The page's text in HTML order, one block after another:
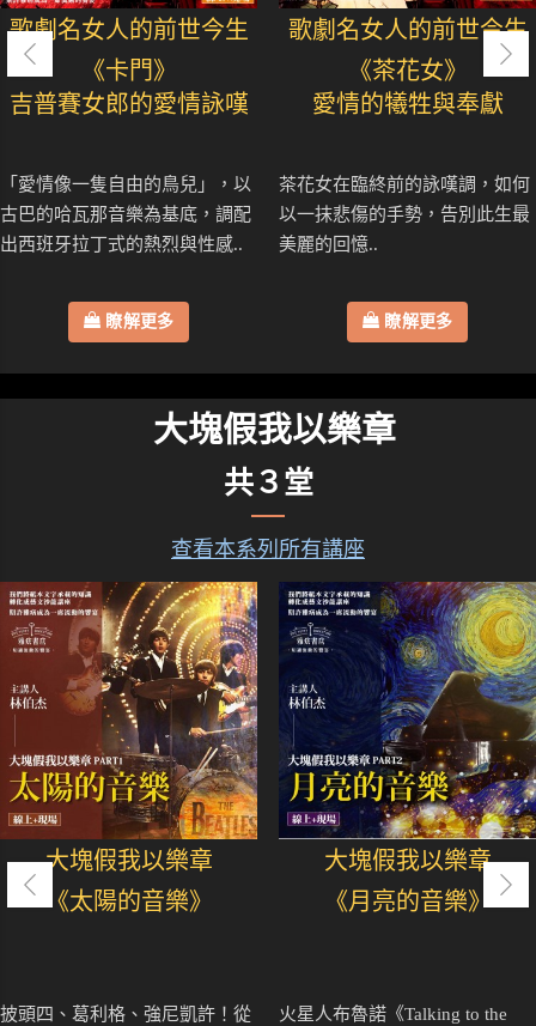
歌劇名女人的前世今生
《卡門》
吉普賽女郎的愛情詠嘆
「愛情像一隻自由的鳥兒」，以
古巴的哈瓦那音樂為基底，調配
出西班牙拉丁式的熱烈與性感..
瞭解更多
歌劇名女人的前世今生
《茶花女》
愛情的犧牲與奉獻
茶花女在臨終前的詠嘆調，如何
以一抹悲傷的手勢，告別此生最
美麗的回憶..
瞭解更多
大塊假我以樂章
共３堂
查看本系列所有講座
大塊假我以樂章
《太陽的音樂》
披頭四、葛利格、強尼凱許！從
大塊假我以樂章
《月亮的音樂》
火星人布魯諾《Talking to the